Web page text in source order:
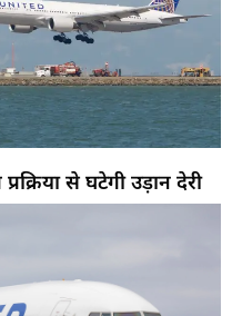
से घटेगी उड़ान देरी